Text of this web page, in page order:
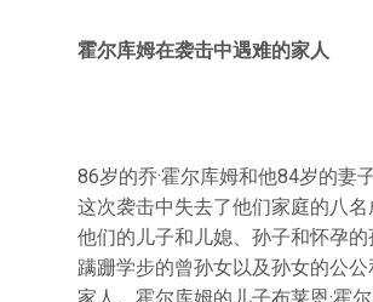
霍尔库姆在袭击中遇难的家人
86岁的乔·霍尔库姆和他84岁的妻
这次袭击中失去了他们家庭的八
他们的儿子和儿媳、孙子和怀孕
蹒跚学步的曾孙女以及孙女的公